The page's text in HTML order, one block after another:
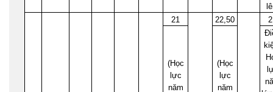
21 22,50
(Học
lực
năm
(Học
lực
năm